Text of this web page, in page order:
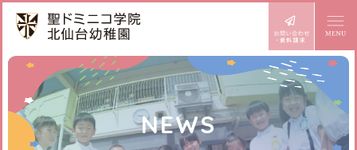
ドミニコの魅力
園長より
幼稚園での生活 NEWS